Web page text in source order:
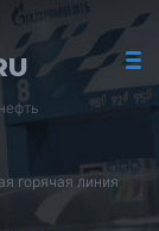
горячая линия